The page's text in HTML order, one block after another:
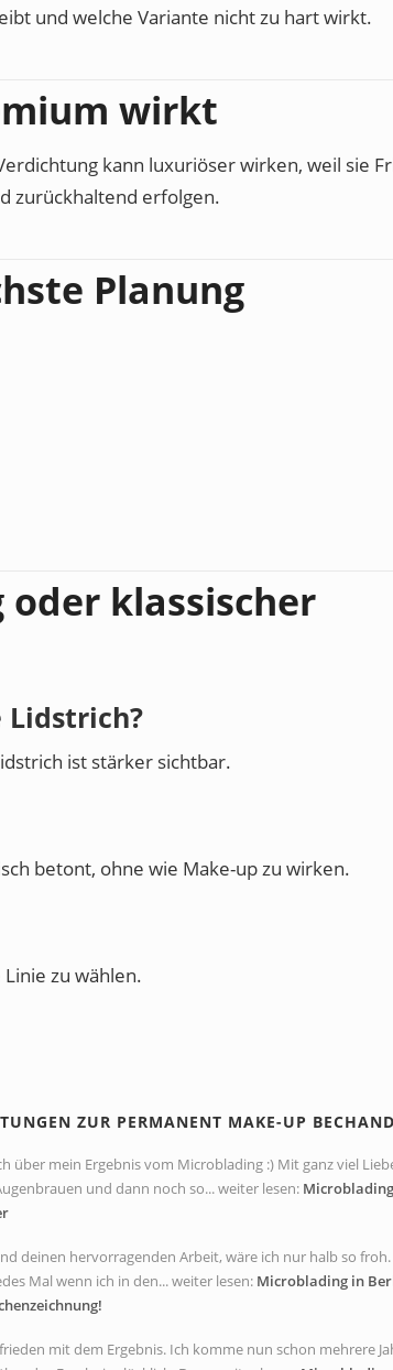
und welche Variante nicht zu hart wirkt.
wirkt
kann luxuriöser wirken, weil sie
zurückhaltend erfolgen.
Planung
klassischer
Lidstrich?
ist stärker sichtbar.
betont, ohne wie Make-up zu wirken.
zu wählen.
ZUR PERMANENT MAKE-UP
über mein Ergebnis vom Microblading :) Mit ganz viel
und dann noch so... weiter lesen:
deinen hervorragenden Arbeit, wäre ich nur halb so
Mal wenn ich in den... weiter lesen: Microblading in
mit dem Ergebnis. Ich komme nun schon mehrere